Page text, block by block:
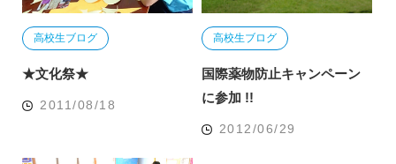
高校生ブログ
★文化祭★
2011/08/18
高校生ブログ
国際薬物防止キャンペーン
に参加 !!
2012/06/29